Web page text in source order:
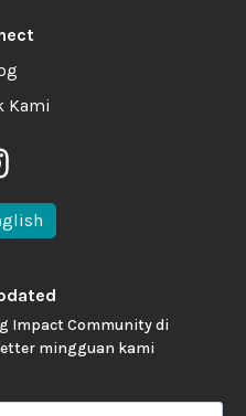
Kami
Impact Community di
mingguan kami